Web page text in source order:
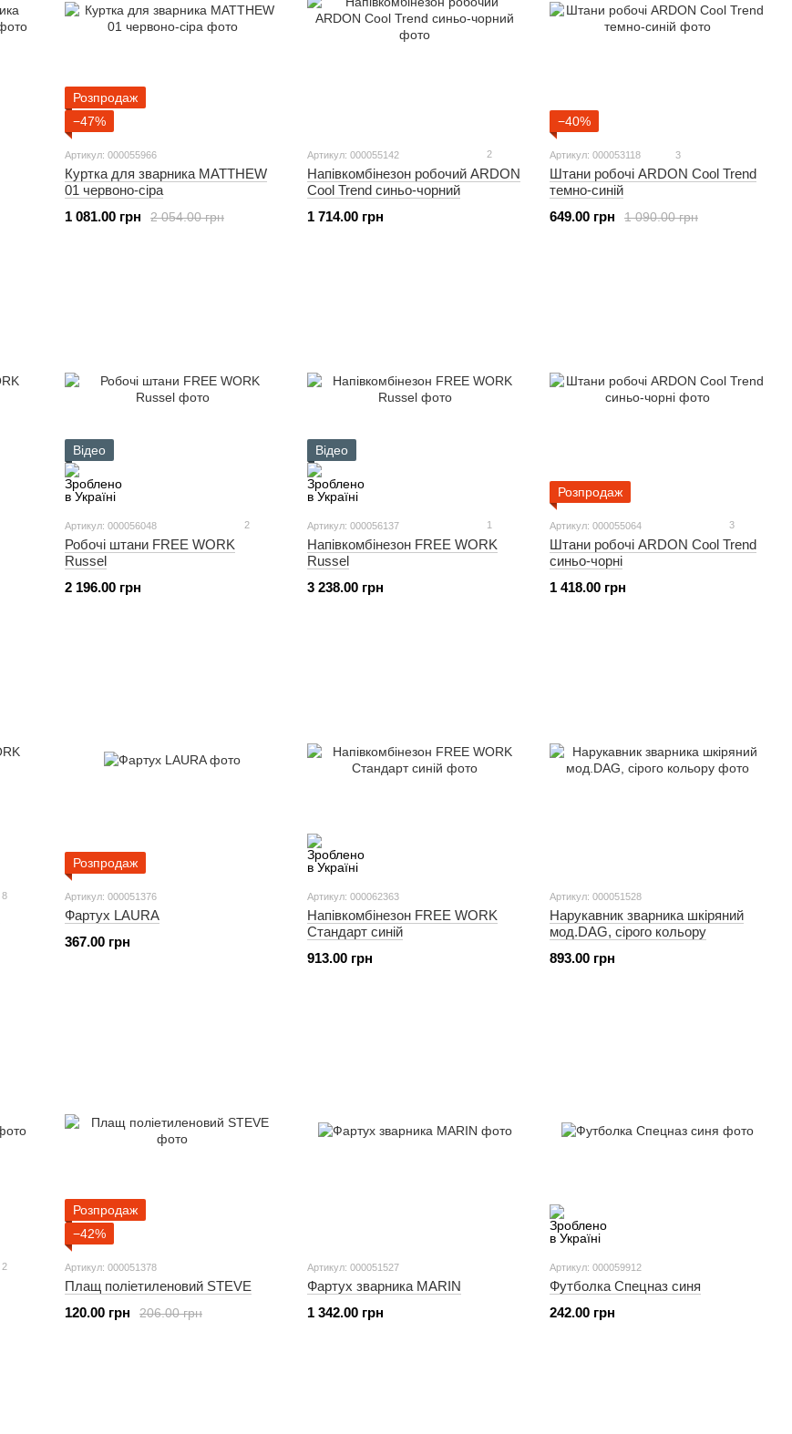
Розпродаж
−47%
Артикул: 000055966
Куртка для зварника MATTHEW
01 червоно-сіра
2 054.00 грн
1 081.00 грн
Артикул: 000055142 2
Напівкомбінезон робочий ARDON
Cool Trend синьо-чорний
1 714.00 грн
−40%
Артикул: 000053118 3
Штани робочі ARDON Cool Trend
темно-синій
1 090.00 грн
649.00 грн
Відео
Артикул: 000056048 2
Робочі штани FREE WORK
Russel
2 196.00 грн
Відео
Артикул: 000056137 1
Напівкомбінезон FREE WORK
Russel
3 238.00 грн
Розпродаж
Артикул: 000055064 3
Штани робочі ARDON Cool Trend
синьо-чорні
1 418.00 грн
8
Розпродаж
Артикул: 000051376
Фартух LAURA
367.00 грн
Артикул: 000062363
Напівкомбінезон FREE WORK
Стандарт синій
913.00 грн
Артикул: 000051528
Нарукавник зварника шкіряний
мод.DAG, сірого кольору
893.00 грн
2
Розпродаж
−42%
Артикул: 000051378
Плащ поліетиленовий STEVE
206.00 грн
120.00 грн
Артикул: 000051527
Фартух зварника MARIN
1 342.00 грн
Артикул: 000059912
Футболка Спецназ синя
242.00 грн